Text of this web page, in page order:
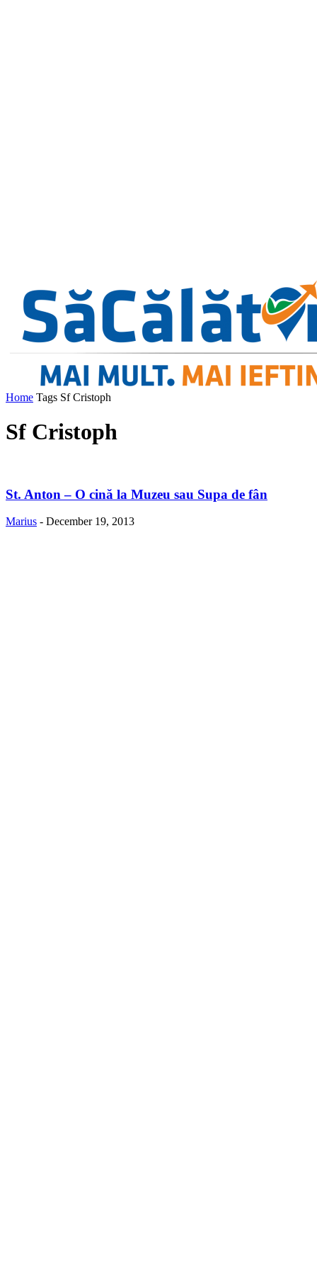
Home Tags Sf Cristoph
Sf Cristoph
St. Anton – O cină la Muzeu sau Supa de fân
Marius - December 19, 2013